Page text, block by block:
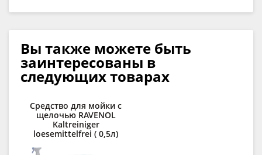
Вы также можете быть
заинтересованы в
следующих товарах
Средство для мойки с
щелочью RAVENOL
Kaltreiniger
loesemittelfrei ( 0,5л)